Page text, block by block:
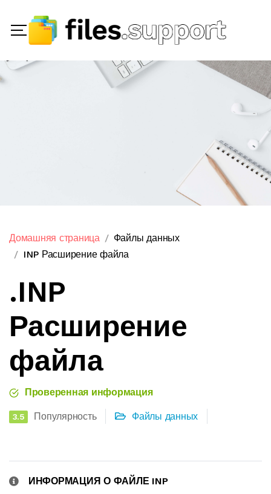
Домашняя страница
Файлы данных
INP Расширение файла
.INP
Расширение
файла
Проверенная информация
3.5 Популярность Файлы данных
ИНФОРМАЦИЯ О ФАЙЛЕ INP